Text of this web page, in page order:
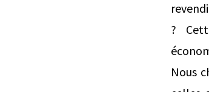
?
Nous